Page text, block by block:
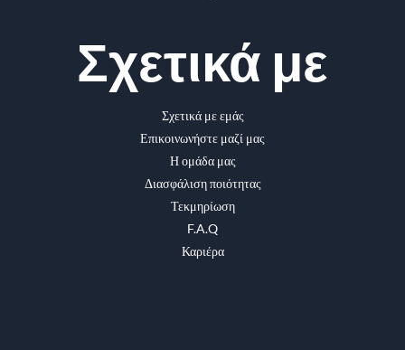
Σχετικά με
Σχετικά με εμάς
Επικοινωνήστε μαζί μας
Η ομάδα μας
Διασφάλιση ποιότητας
Τεκμηρίωση
F.A.Q
Καριέρα